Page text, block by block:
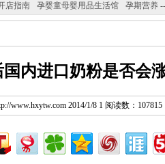
店指南 孕婴童母婴用品生活馆 孕期营养
国内进口奶粉是否会
www.hxytw.com 2014/1/8 1 阅读数：107815